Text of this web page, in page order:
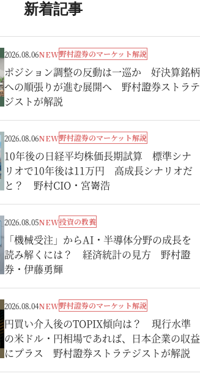
新着記事
2026.08.06NEW野村證券のマーケット解説
ポジション調整の反動は一巡か 好決算銘柄
への順張りが進む展開へ 野村證券ストラテ
ジストが解説
2026.08.06NEW野村證券のマーケット解説
10年後の日経平均株価長期試算 標準シナ
リオで10年後は11万円 高成長シナリオだ
と？ 野村CIO・宮嵜浩
2026.08.05NEW投資の教養
「機械受注」からAI・半導体分野の成長を
読み解くには？ 経済統計の見方 野村證
券・伊藤勇輝
2026.08.04NEW野村證券のマーケット解説
円買い介入後のTOPIX傾向は？ 現行水準
の米ドル・円相場であれば、日本企業の収益
にプラス 野村證券ストラテジストが解説